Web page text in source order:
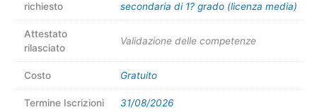
richiesto
secondaria di 1? grado (licenza media)
Attestato
rilasciato
Validazione delle competenze
Costo Gratuito
Termine Iscrizioni 31/08/2026